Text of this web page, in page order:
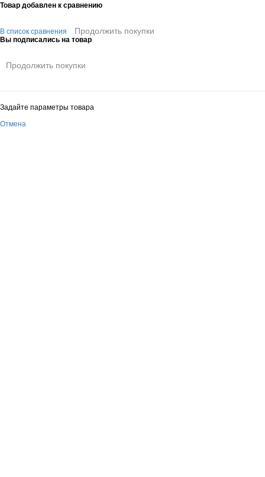
Товар добавлен к сравнению
В список сравнения Продолжить покупки
Вы подписались на товар
Продолжить покупки
Задайте параметры товара
Отмена